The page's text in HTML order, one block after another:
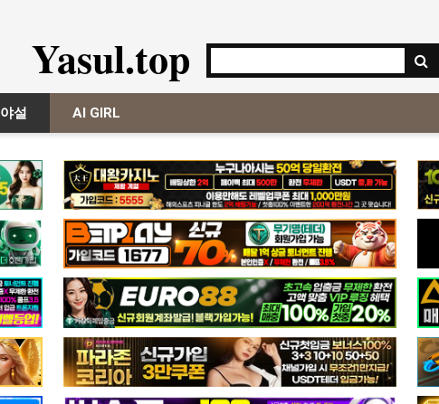
Yasul.top
야설 AI GIRL